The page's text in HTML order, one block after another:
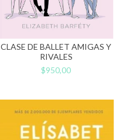
CLASE DE BALLET AMIGAS Y
RIVALES
$950,00